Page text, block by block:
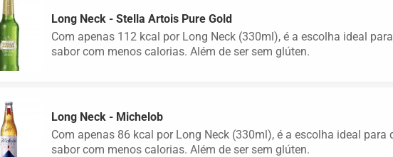
Long Neck - Stella Artois Pure Gold
Com apenas 112 kcal por Long Neck (330ml), é a escolha ideal
sabor com menos calorias. Além de ser sem glúten.
Long Neck - Michelob
Com apenas 86 kcal por Long Neck (330ml), é a escolha ideal para
sabor com menos calorias. Além de ser sem glúten.